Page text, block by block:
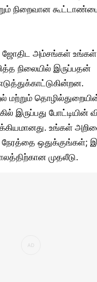
நிறைவான
அம்சங்கள் உங்கள்
நிலையில் இருப்பதன்
மற்றும்
இருப்பது போட்டியின்
உங்கள்
நேரத்தை ஒதுக்குங்கள்;
முதலீடு.